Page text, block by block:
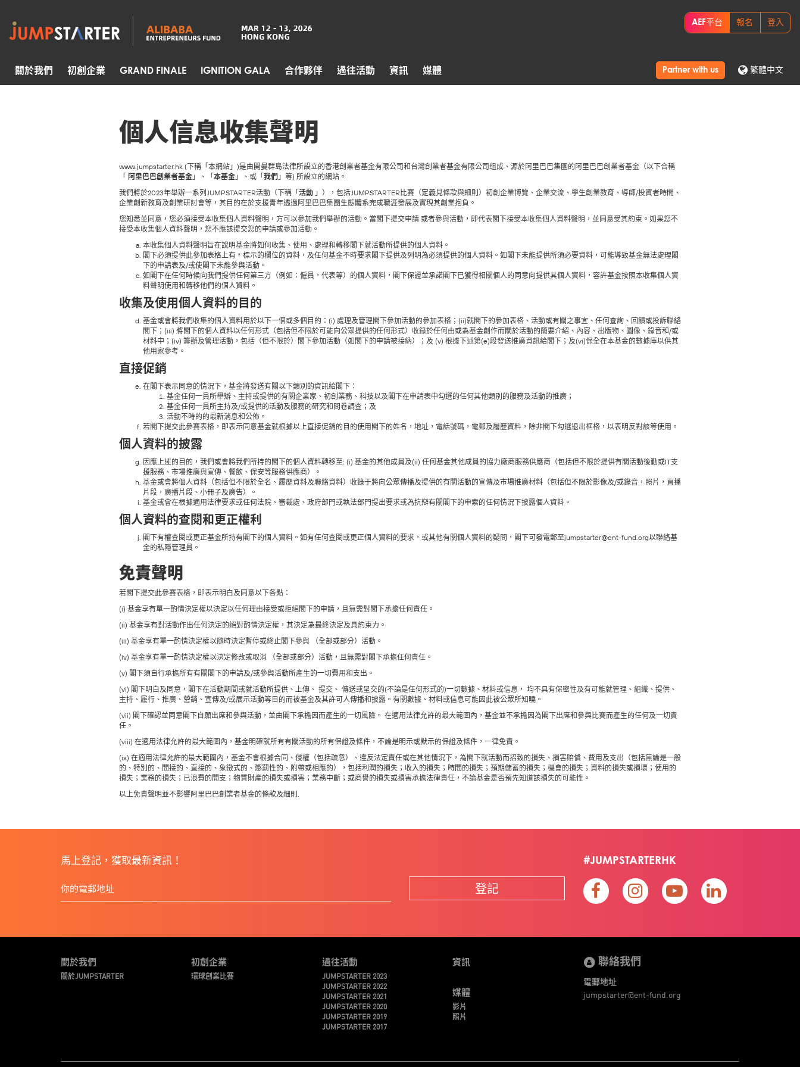
AEF平台 報名 登入
Partner with us 繁體中文
關於我們 初創企業 GRAND FINALE IGNITION GALA 合作夥伴 過往活動 資訊 媒體
個人信息收集聲明
www.jumpstarter.hk (下稱「本網站」)是由開曼群島法律所設立的香港創業者基金有限公司和台灣創業者基金有限公司组成、源於阿里巴巴集團的阿里巴巴創業者基金（以下合稱
「 阿里巴巴創業者基金」、「 本基金」、或「 我們 」等) 所設立的網站。
我們將於2023年舉辦一系列JUMPSTARTER活動（下稱「 活動」），包括JUMPSTARTER比賽（定義見條款與細則）初創企業博覽、企業交流、學生創業教育、導師/投資者時間、
企業創新教育及創業研討會等，其目的在於支援青年透過阿里巴巴集團生態體系完成職涯發展及實現其創業抱負。
您知悉並同意，您必須接受本收集個人資料聲明，方可以參加我們舉辦的活動。當閣下提交申請 或者參與活動，即代表閣下接受本收集個人資料聲明，並同意受其約束。如果您不
接受本收集個人資料聲明，您不應該提交您的申請或參加活動。
本收集個人資料聲明旨在說明基金將如何收集、使用、處理和轉移閣下就活動所提供的個人資料。
閣下必須提供此參加表格上有 * 標示的欄位的資料，及任何基金不時要求閣下提供及列明為必須提供的個人資料。如閣下未能提供所須必要資料，可能導致基金無法處理閣
下的申請表及/或使閣下未能參與活動。
如閣下在任何時候向我們提供任何第三方（例如：僱員，代表等）的個人資料，閣下保證並承諾閣下已獲得相關個人的同意向提供其個人資料，容許基金按照本收集個人資
料聲明使用和轉移他們的個人資料。
收集及使用個人資料的目的
基金或會將我們收集的個人資料用於以下一個或多個目的：(i) 處理及管理閣下參加活動的參加表格；(ii)就閣下的參加表格、活動或有關之事宜、任何查詢、回饋或投訴聯絡
閣下；(iii) 將閣下的個人資料以任何形式（包括但不限於可能向公眾提供的任何形式）收錄於任何由或為基金創作而關於活動的簡要介紹、內容、出版物、圖像、錄音和/或
材料中；(iv) 籌辦及管理活動，包括（但不限於）閣下參加活動（如閣下的申請被接納）；及 (v) 根據下述第(e)段發送推廣資訊給閣下；及(vi)保全在本基金的數據庫以供其
他用家參考。
直接促銷
在閣下表示同意的情況下，基金將發送有關以下類別的資訊給閣下：
基金任何一員所舉辦、主持或提供的有關企業家、初創業務、科技以及閣下在申請表中勾選的任何其他類別的服務及活動的推廣；
基金任何一員所主持及/或提供的活動及服務的研究和問卷調查；及
活動不時的的最新消息和公佈。
若閣下提交此參賽表格，即表示同意基金就根據以上直接促銷的目的使用閣下的姓名，地址，電話號碼，電郵及履歷資料，除非閣下勾選退出框格，以表明反對該等使用。
個人資料的披露
因應上述的目的，我們或會將我們所持的閣下的個人資料轉移至: (i) 基金的其他成員及(ii) 任何基金其他成員的協力廠商服務供應商（包括但不限於提供有關活動後勤或IT支
援服務、市場推廣與宣傳、餐飲、保安等服務供應商）。
基金或會將個人資料（包括但不限於全名、履歷資料及聯絡資料）收錄于將向公眾傳播及提供的有關活動的宣傳及市場推廣材料（包括但不限於影像及/或錄音，照片，直播
片段，廣播片段、小冊子及廣告）。
基金或會在根據適用法律要求或任何法院、審裁處、政府部門或執法部門提出要求或為抗辯有關閣下的申索的任何情況下披露個人資料。
個人資料的查閱和更正權利
閣下有權查閱或更正基金所持有閣下的個人資料。如有任何查閱或更正個人資料的要求，或其他有關個人資料的疑問，閣下可發電郵至jumpstarter@ent-fund.org以聯絡基
金的私隱管理員。
免責聲明
若閣下提交此參賽表格，即表示明白及同意以下各點：
(i) 基金享有單一酌情決定權以決定以任何理由接受或拒絕閣下的申請，且無需對閣下承擔任何責任。
(ii) 基金享有對活動作出任何決定的絕對酌情決定權，其決定為最終決定及具約束力。
(iii) 基金享有單一酌情決定權以隨時決定暫停或終止閣下參與 （全部或部分）活動。
(iv) 基金享有單一酌情決定權以決定修改或取消 （全部或部分）活動，且無需對閣下承擔任何責任。
(v) 閣下須自行承擔所有有關閣下的申請及/或參與活動所產生的一切費用和支出。
(vi) 閣下明白及同意，閣下在活動期間或就活動所提供、上傳、 提交、 傳送或呈交的(不論是任何形式的)一切數據、材料或信息， 均不具有保密性及有可能就管理、組織、提供、
主持、履行、推廣、營銷、宣傳及/或展示活動等目的而被基金及其許可人傳播和披露。有關數據、材料或信息可能因此被公眾所知曉。
(vii) 閣下確認並同意閣下自願出席和參與活動，並由閣下承擔因而產生的一切風險。 在適用法律允許的最大範圍內，基金並不承擔因為閣下出席和參與比賽而產生的任何及一切責
任。
(viii) 在適用法律允許的最大範圍內，基金明確就所有有關活動的所有保證及條件，不論是明示或默示的保證及條件，一律免責。
(ix) 在適用法律允許的最大範圍內，基金不會根據合同、侵權（包括疏忽）、違反法定責任或在其他情況下，為閣下就活動而招致的損失、損害賠償、費用及支出（包括無論是一般
的、特別的、間接的、直接的、象徵式的、懲罰性的、附帶或相應的），包括利潤的損失；收入的損失；時間的損失；預期儲蓄的損失；機會的損失；資料的損失或損壞；使用的
損失；業務的損失；已浪費的開支；物質財產的損失或損害；業務中斷；或商譽的損失或損害承擔法律責任，不論基金是否預先知道該損失的可能性。
以上免責聲明並不影響阿里巴巴創業者基金的條款及細則.
馬上登記，獲取最新資訊！
登記
#JUMPSTARTERHK
關於我們
關於JUMPSTARTER
初創企業
環球創業比賽
過往活動
JUMPSTARTER 2023
JUMPSTARTER 2022
JUMPSTARTER 2021
JUMPSTARTER 2020
JUMPSTARTER 2019
JUMPSTARTER 2017
資訊
媒體
影片
照片
聯絡我們
電郵地址
jumpstarter@ent-fund.org